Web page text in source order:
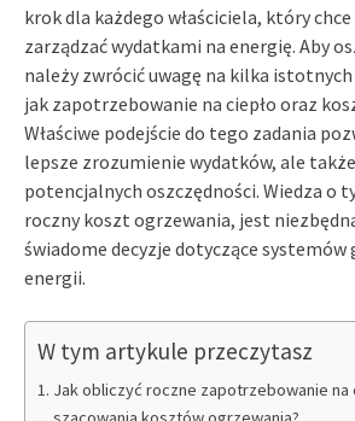
krok dla każdego właściciela, który
zarządzać wydatkami na energię. Aby
należy zwrócić uwagę na kilka
jak zapotrzebowanie na ciepło oraz
Właściwe podejście do tego zadania
lepsze zrozumienie wydatków, ale
potencjalnych oszczędności. Wiedza o
roczny koszt ogrzewania, jest
świadome decyzje dotyczące systemów
energii.
W tym artykule przeczytasz
Jak obliczyć roczne zapotrzebowanie na